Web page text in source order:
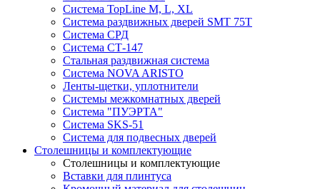
Система TopLine M, L, XL
Система раздвижных дверей SMT 75T
Система СРД
Система СТ-147
Стальная раздвижная система
Система NOVA ARISTO
Ленты-щетки, уплотнители
Системы межкомнатных дверей
Система "ПУЭРТА"
Система SKS-51
Система для подвесных дверей
Столешницы и комплектующие
Столешницы и комплектующие
Вставки для плинтуса